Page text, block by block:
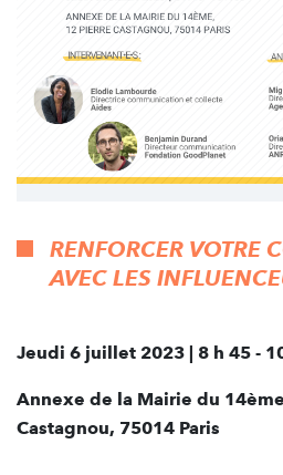
RENFORCER VOTRE
AVEC LES
Jeudi 6 juillet 2023 | 8 h 45 -
Annexe de la Mairie du
Castagnou, 75014 Paris